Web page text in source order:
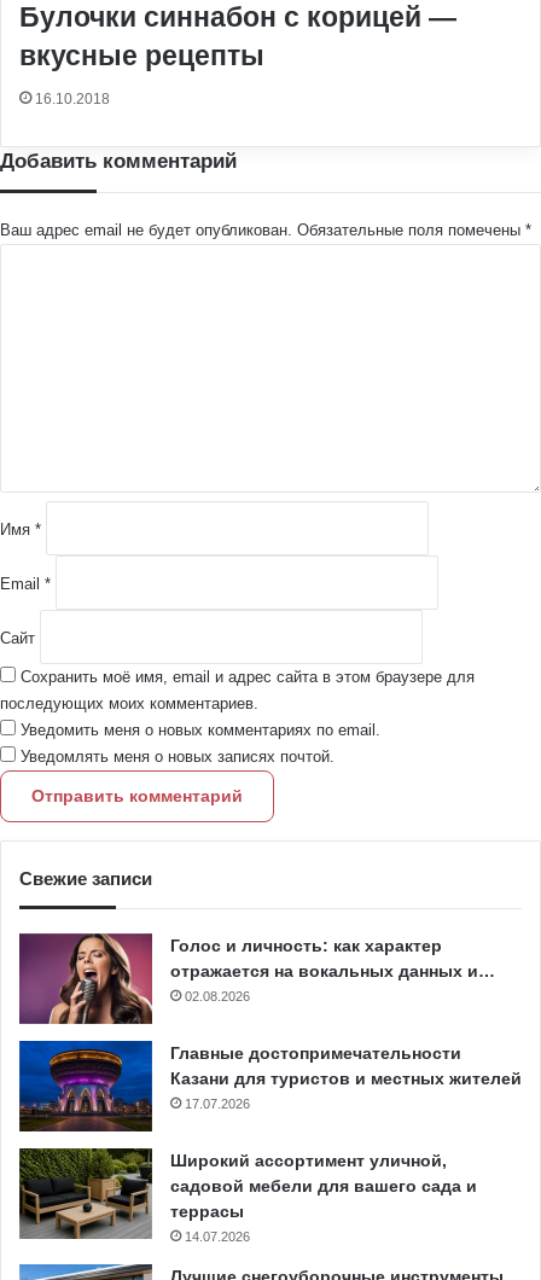
Булочки синнабон с корицей —
вкусные рецепты
16.10.2018
Добавить комментарий
Ваш адрес email не будет опубликован. Обязательные поля помечены *
и
йИмя *
Email *
Сайт
Сохранить моё имя, email и адрес сайта в этом браузере для
последующих моих комментариев.
Уведомить меня о новых комментариях по email.
Уведомлять меня о новых записях почтой.
Свежие записи
Голос и личность: как характер
отражается на вокальных данных и…
02.08.2026
Главные достопримечательности
Казани для туристов и местных жителей
17.07.2026
Широкий ассортимент уличной,
садовой мебели для вашего сада и
террасы
14.07.2026